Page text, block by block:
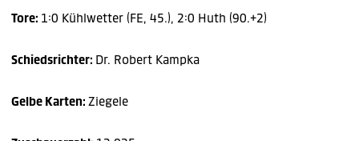
Tore: 1:0 Kühlwetter (FE, 45.), 2:0 Huth (90.+2)
Schiedsrichter: Dr. Robert Kampka
Gelbe Karten: Ziegele